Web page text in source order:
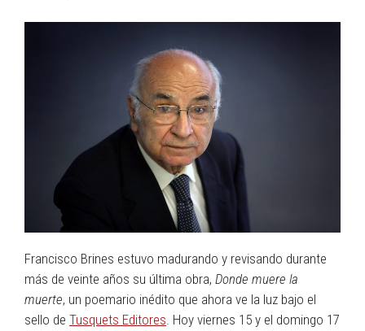
Francisco Brines estuvo madurando y revisando durante
más de veinte años su última obra, Donde muere la
muerte, un poemario inédito que ahora ve la luz bajo el
sello de Tusquets Editores. Hoy viernes 15 y el domingo 17